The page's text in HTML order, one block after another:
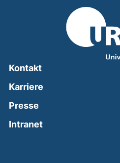
Kontakt
Karriere
Presse
Intranet(external link,